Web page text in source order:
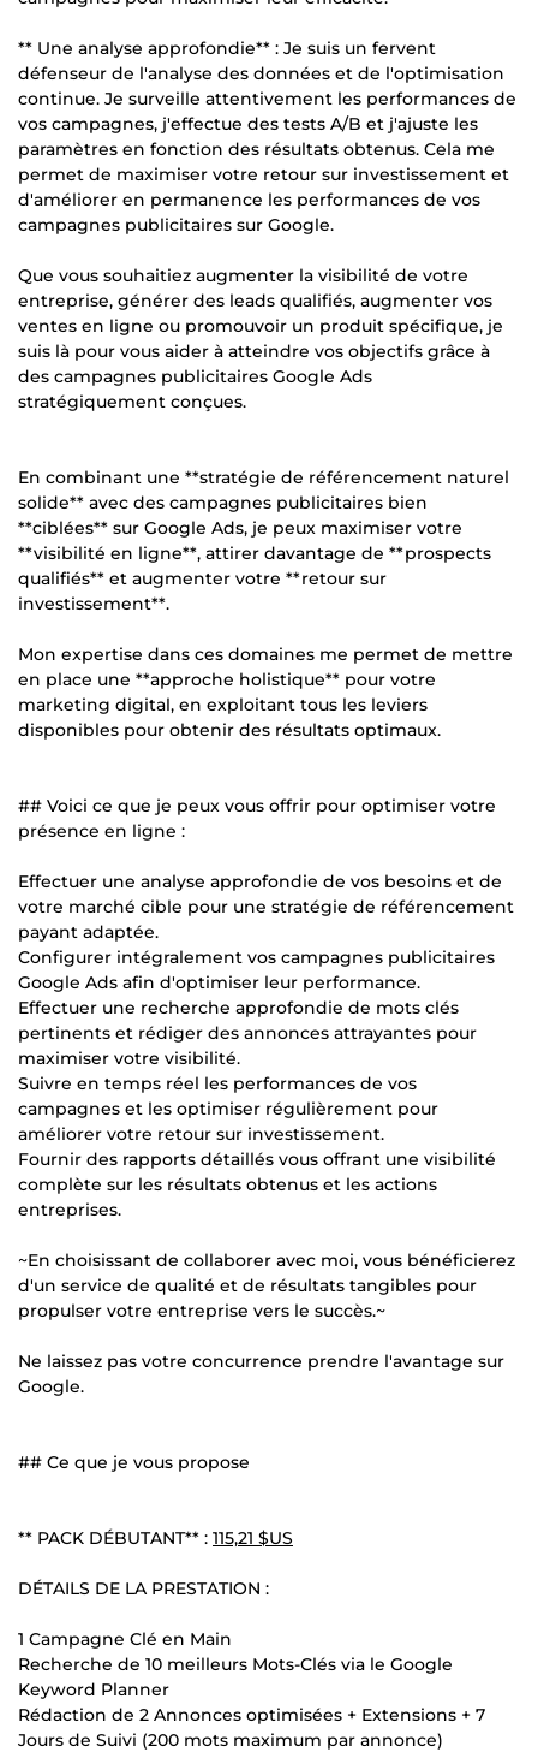
** Une analyse approfondie** : Je suis un fervent
défenseur de l'analyse des données et de l'optimisation
continue. Je surveille attentivement les performances de
vos campagnes, j'effectue des tests A/B et j'ajuste les
paramètres en fonction des résultats obtenus. Cela me
permet de maximiser votre retour sur investissement et
d'améliorer en permanence les performances de vos
campagnes publicitaires sur Google.
Que vous souhaitiez augmenter la visibilité de votre
entreprise, générer des leads qualifiés, augmenter vos
ventes en ligne ou promouvoir un produit spécifique, je
suis là pour vous aider à atteindre vos objectifs grâce à
des campagnes publicitaires Google Ads
stratégiquement conçues.
En combinant une **stratégie de référencement naturel
solide** avec des campagnes publicitaires bien
**ciblées** sur Google Ads, je peux maximiser votre
**visibilité en ligne**, attirer davantage de **prospects
qualifiés** et augmenter votre **retour sur
investissement**.
Mon expertise dans ces domaines me permet de mettre
en place une **approche holistique** pour votre
marketing digital, en exploitant tous les leviers
disponibles pour obtenir des résultats optimaux.
## Voici ce que je peux vous offrir pour optimiser votre
présence en ligne :
Effectuer une analyse approfondie de vos besoins et de
votre marché cible pour une stratégie de référencement
payant adaptée.
Configurer intégralement vos campagnes publicitaires
Google Ads afin d'optimiser leur performance.
Effectuer une recherche approfondie de mots clés
pertinents et rédiger des annonces attrayantes pour
maximiser votre visibilité.
Suivre en temps réel les performances de vos
campagnes et les optimiser régulièrement pour
améliorer votre retour sur investissement.
Fournir des rapports détaillés vous offrant une visibilité
complète sur les résultats obtenus et les actions
entreprises.
~En choisissant de collaborer avec moi, vous bénéficierez
d'un service de qualité et de résultats tangibles pour
propulser votre entreprise vers le succès.~
Ne laissez pas votre concurrence prendre l'avantage sur
Google.
## Ce que je vous propose
** PACK DÉBUTANT** : 115,21 $US
DÉTAILS DE LA PRESTATION :
1 Campagne Clé en Main
Recherche de 10 meilleurs Mots-Clés via le Google
Keyword Planner
Rédaction de 2 Annonces optimisées + Extensions + 7
Jours de Suivi (200 mots maximum par annonce)